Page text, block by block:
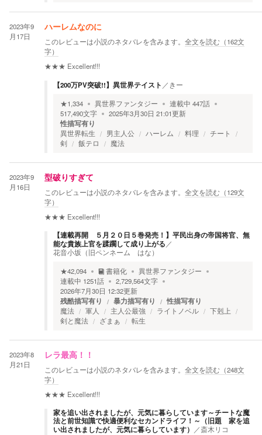
2023年9
月17日
ハーレムなのに
このレビューは小説のネタバレを含みます。 全文を読む（162文
字）
★★★ Excellent!!!
【200万PV突破!!】異世界テイスト ／ きー
★1,334 異世界ファンタジー 連載中 447話
517,490文字 2025年3月30日 21:01更新
性描写有り
異世界転生 男主人公 ハーレム 料理
チート
剣
飯テロ 魔法
2023年9
月16日
型破りすぎて
このレビューは小説のネタバレを含みます。 全文を読む（129文
字）
★★★ Excellent!!!
【連載再開 ５月２０日５巻発売！】平民出身の帝国将官、無
能な貴族上官を蹂躙して成り上がる ／
花音小坂（旧ペンネーム はな）
★42,094 書籍化
異世界ファンタジー
連載中 1251話 2,729,564文字
2026年7月30日 12:32更新
残酷描写有り 暴力描写有り 性描写有り
魔法 軍人 主人公最強 ライトノベル
下剋上
剣と魔法
ざまぁ 転生
2023年8
月21日
レラ最高！！
このレビューは小説のネタバレを含みます。 全文を読む（248文
字）
★★★ Excellent!!!
家を追い出されましたが、元気に暮らしています～チートな魔
法と前世知識で快適便利なセカンドライフ！～（旧題 家を追
い出されましたが、元気に暮らしています）
／斎木リコ